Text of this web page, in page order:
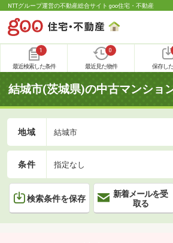
NTTグループ運営の不動産総合サイト goo住宅・不動産
1
最近検索した条件
0
最近見た物件 保存し
結城市(茨城県)の中古マンショ
地域 結城市
条件 指定なし
検索条件を保存
新着メールを受
取る